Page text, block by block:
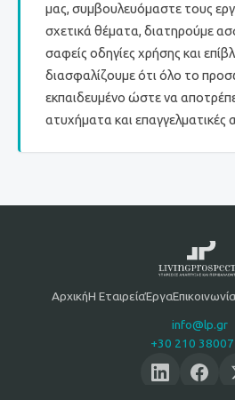
μας, συμβουλευόμαστε τους
σχετικά θέματα, διατηρούμε
σαφείς οδηγίες χρήσης και
διασφαλίζουμε ότι όλο το
εκπαιδευμένο ώστε να
ατυχήματα και επαγγελματικές
ΑρχικήΗ ΕταιρείαΈργαΕπικοινωνία
info@lp.gr
+30 210